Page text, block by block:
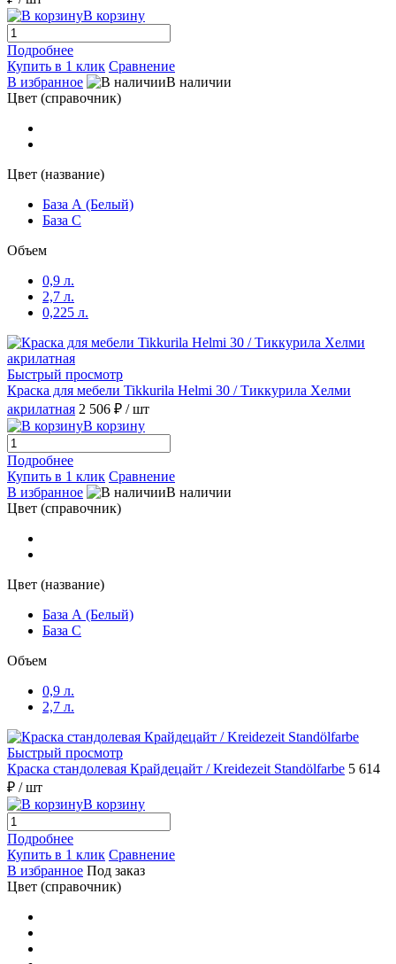
В корзину
Подробнее
Купить в 1 клик Сравнение
В избранное
В наличии
Цвет (справочник)
Цвет (название)
База А (Белый)
База С
Объем
0,9 л.
2,7 л.
0,225 л.
Быстрый просмотр
Краска для мебели Tikkurila Helmi 30 / Тиккурила Хелми
акрилатная 2 506 ₽ / шт
В корзину
Подробнее
Купить в 1 клик Сравнение
В избранное
В наличии
Цвет (справочник)
Цвет (название)
База А (Белый)
База С
Объем
0,9 л.
2,7 л.
Быстрый просмотр
Краска стандолевая Крайдецайт / Kreidezeit Standölfarbe 5 614
₽ / шт
В корзину
Подробнее
Купить в 1 клик Сравнение
В избранное Под заказ
Цвет (справочник)